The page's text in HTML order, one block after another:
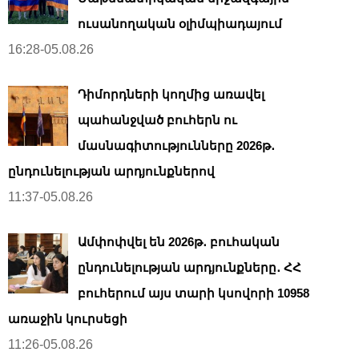
ուսանողական օլիմպիադայում
16:28-05.08.26
Դիմորդների կողմից առավել
պահանջված բուհերն ու
մասնագիտությունները 2026թ․
ընդունելության արդյունքներով
11:37-05.08.26
Ամփոփվել են 2026թ․ բուհական
ընդունելության արդյունքները․ ՀՀ
բուհերում այս տարի կսովորի 10958
առաջին կուրսեցի
11:26-05.08.26